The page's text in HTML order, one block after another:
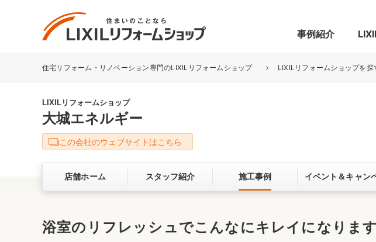
事例紹介
リフォーム事例を探す
キッチン
洗面化粧室 トイレ 玄関
ベランダ・バルコニー ガーデンスペース カー
LIXILリフォームショップについて
サービス向上・品質改善の取り組み お客さま満足度アン
住宅リフォーム・リノベーション専門のLIXILリフォームショップ LIXILリフォームショップを探
LIXILリフォームショップ
大城エネルギー
この会社のウェブサイトはこちら
店舗ホーム スタッフ紹介 施工事例 イベント＆キャン
浴室のリフレッシュでこんなにキレイになります